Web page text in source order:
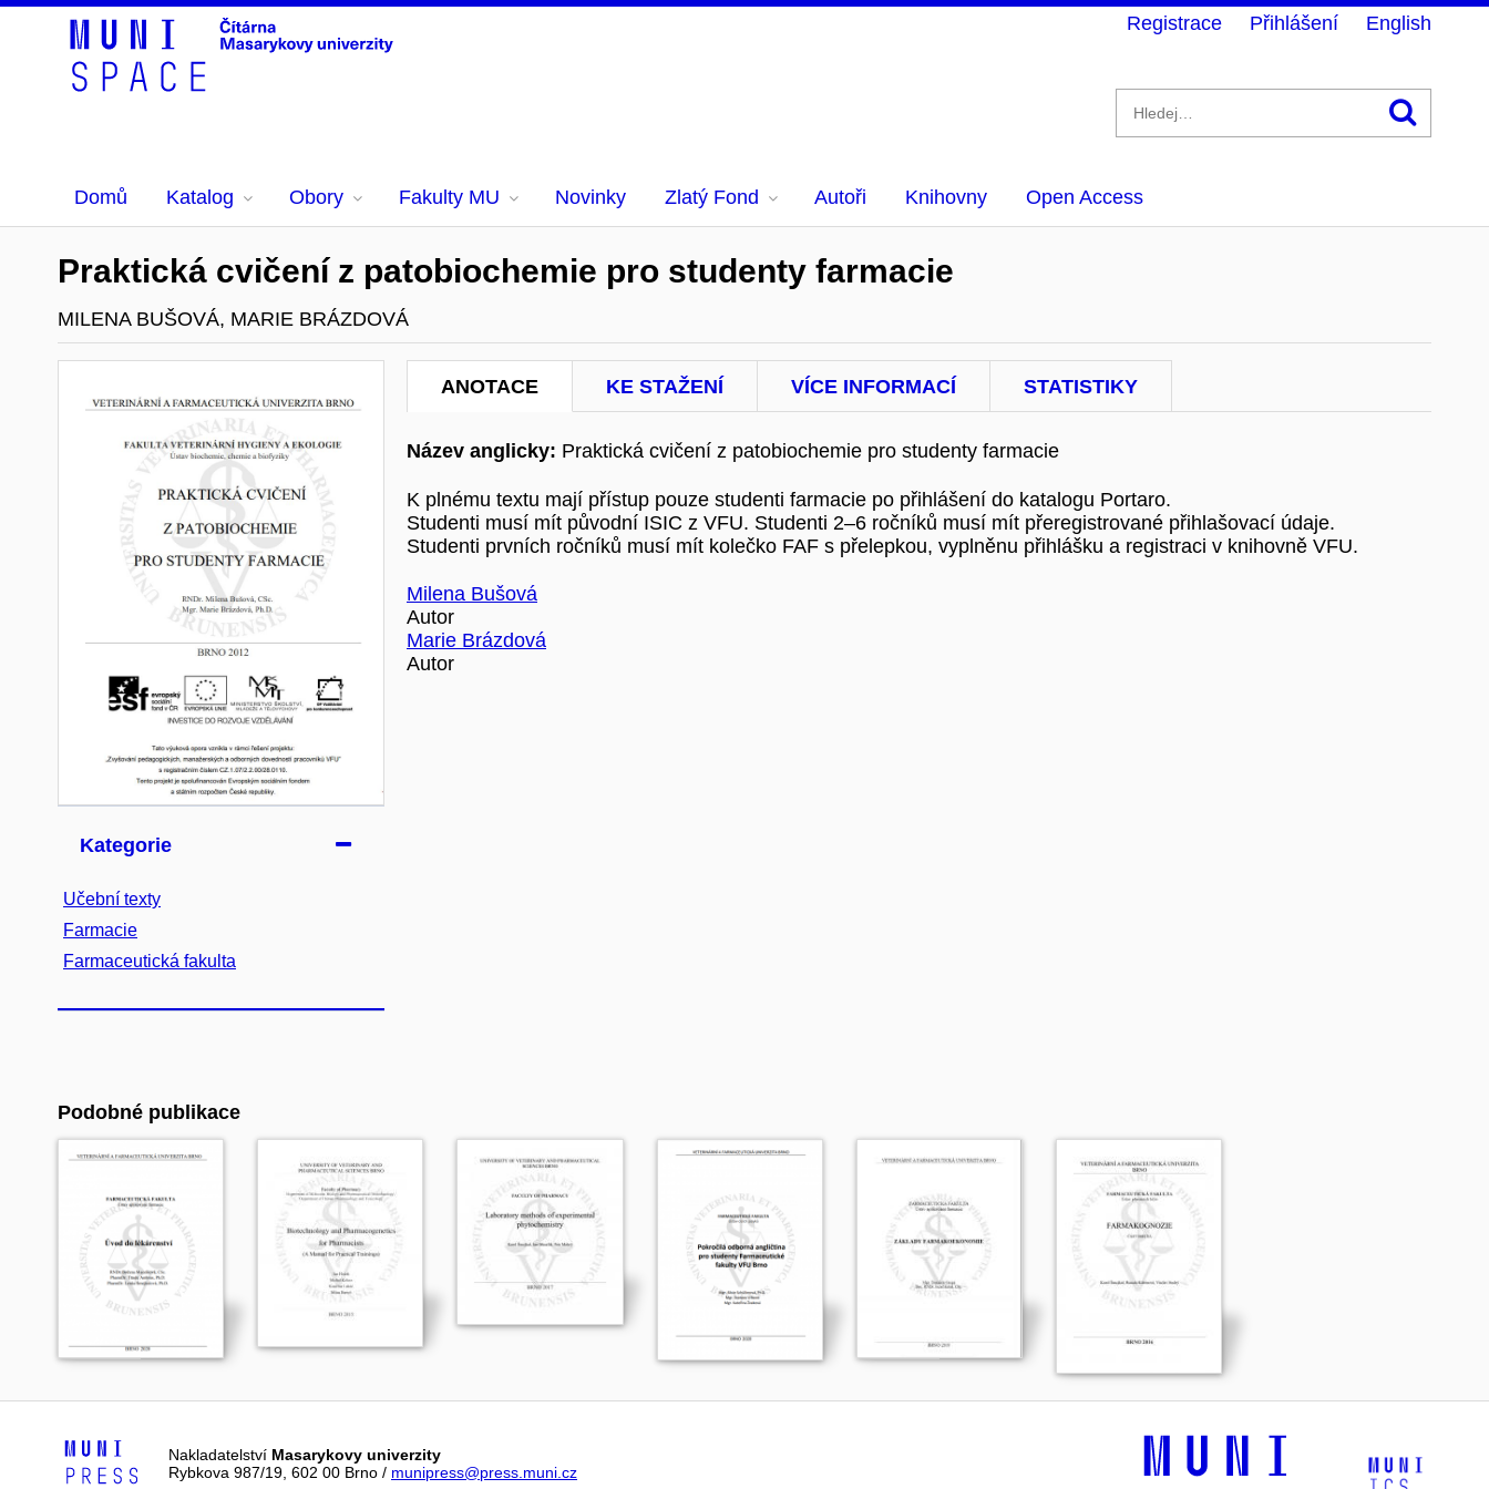
Domů Katalog Obory Fakulty MU Novinky Zlatý Fond Autoři Knihovny Open Access
Registrace Přihlášení English
Praktická cvičení z patobiochemie pro studenty farmacie
MILENA BUŠOVÁ, MARIE BRÁZDOVÁ
Kategorie
Učební texty
Farmacie
Farmaceutická fakulta
ANOTACE KE STAŽENÍ VÍCE INFORMACÍ STATISTIKY
Název anglicky: Praktická cvičení z patobiochemie pro studenty farmacie
K plnému textu mají přístup pouze studenti farmacie po přihlášení do katalogu Portaro.
Studenti musí mít původní ISIC z VFU. Studenti 2–6 ročníků musí mít přeregistrované přihlašovací údaje.
Studenti prvních ročníků musí mít kolečko FAF s přelepkou, vyplněnu přihlášku a registraci v knihovně VFU.
Milena Bušová
Autor
Marie Brázdová
Autor
Podobné publikace
Nakladatelství Masarykovy univerzity
Rybkova 987/19, 602 00 Brno / munipress@press.muni.cz